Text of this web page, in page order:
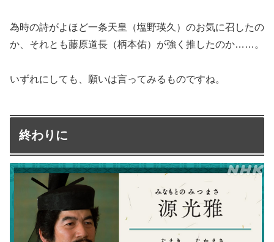
為時の詩がよほど一条天皇（塩野瑛久）のお気に召したの
か、それとも藤原道長（柄本佑）が強く推したのか……。
いずれにしても、願いは言ってみるものですね。
終わりに